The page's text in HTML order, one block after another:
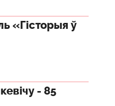
«Гісторыя ў
- 85